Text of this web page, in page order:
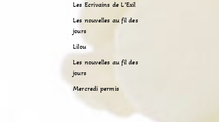
Les Ecrivains de L’Exil
Les nouvelles au fil des
jours
Lilou
Les nouvelles au fil des
jours
Mercredi permis